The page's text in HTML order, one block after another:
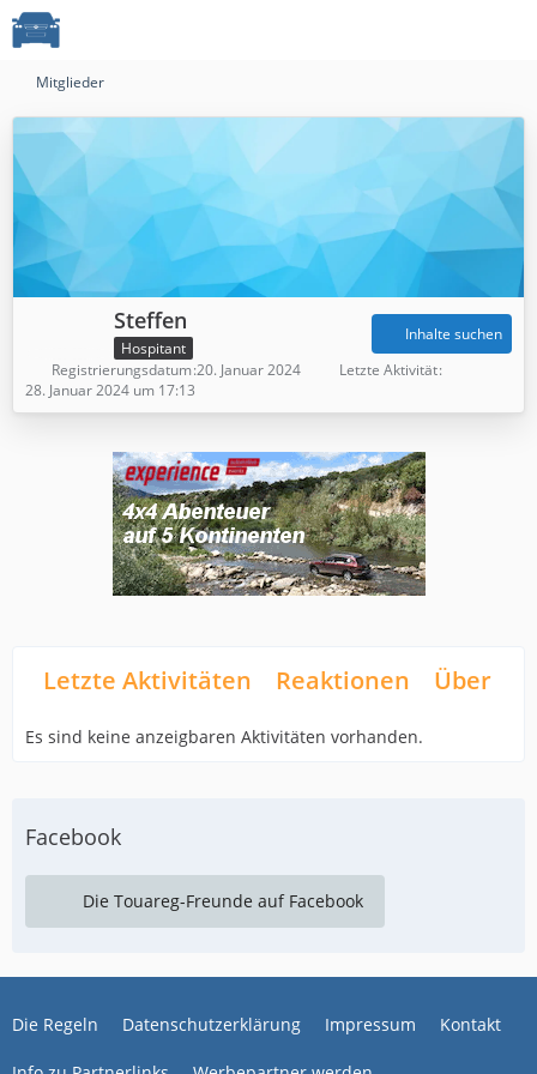
Mitglieder
Steffen
Hospitant
Inhalte suchen
Registrierungsdatum 20. Januar 2024
Letzte Aktivität
28. Januar 2024 um 17:13
Letzte Aktivitäten Reaktionen Über
Es sind keine anzeigbaren Aktivitäten vorhanden.
Facebook
Die Touareg-Freunde auf Facebook
Die Regeln Datenschutzerklärung Impressum Kontakt